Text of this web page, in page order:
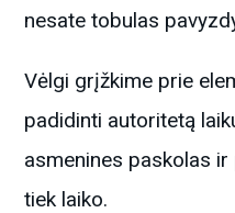
nesate tobulas
Vėlgi grįžkime prie
padidinti autoritetą
asmenines paskolas
tiek laiko.